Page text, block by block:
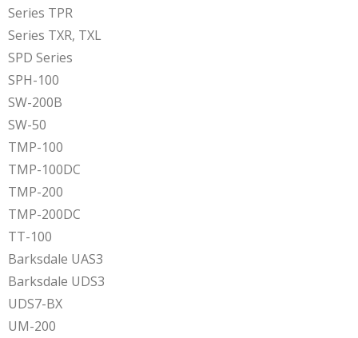
Series TPR
Series TXR, TXL
SPD Series
SPH-100
SW-200B
SW-50
TMP-100
TMP-100DC
TMP-200
TMP-200DC
TT-100
Barksdale UAS3
Barksdale UDS3
UDS7-BX
UM-200